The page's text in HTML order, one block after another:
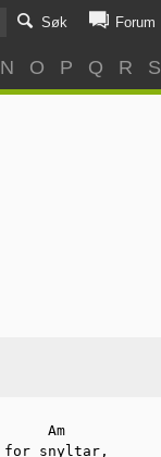
Søk Forum
N O P Q R S
Am
for snyltar,